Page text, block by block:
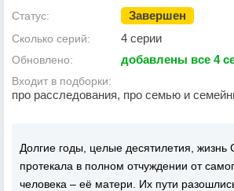
Статус: Завершен
Сколько серий: 4 серии
Обновлено: добавлены все 4
Входит в подборки:
про расследования, про семью и
Долгие годы, целые десятилетия, жизнь
протекала в полном отчуждении от
человека – её матери. Их пути